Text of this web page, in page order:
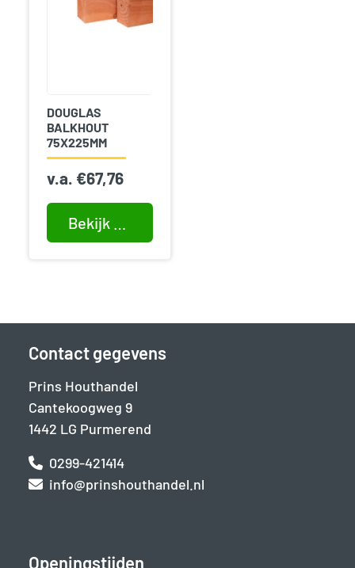
DOUGLAS
BALKHOUT
75X225MM
v.a. €67,76
Contact gegevens
Prins Houthandel
Cantekoogweg 9
1442 LG Purmerend
0299-421414
info@prinshouthandel.nl
Openingstijden